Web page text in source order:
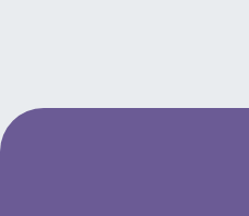
güncel giriş